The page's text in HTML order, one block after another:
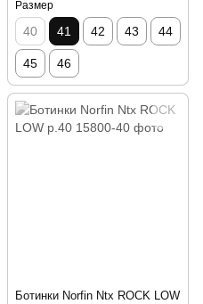
Размер
40 41 42 43 44
45 46
Ботинки Norfin Ntx ROCK LOW